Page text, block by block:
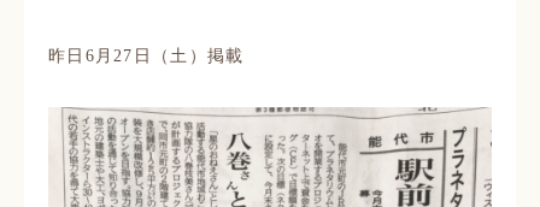
昨日6月27日（土）掲載